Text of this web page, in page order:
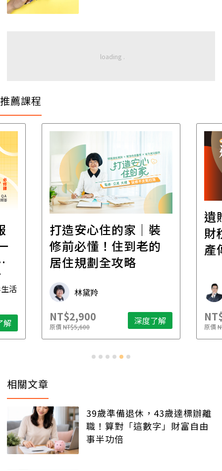
推薦課程
活
解
打造安心住的家｜裝
修前必懂！住到老的
居住規劃全攻略
林黛羚
NT$2,900
原價NT$5,600 深度了解
遺
財
產
原價
相關文章
39歲準備退休，43歲達標辦離
職！算對「這數字」財富自由
事半功倍